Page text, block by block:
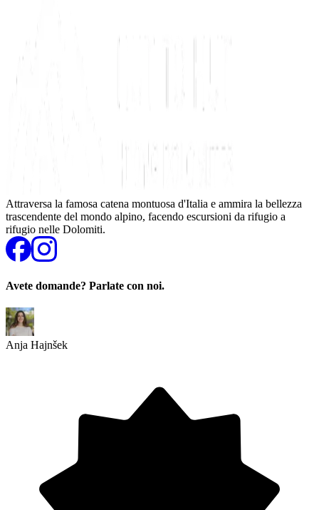
Attraversa la famosa catena montuosa d'Italia e ammira la bellezza
trascendente del mondo alpino, facendo escursioni da rifugio a
rifugio nelle Dolomiti.
Avete domande? Parlate con noi.
Anja Hajnšek